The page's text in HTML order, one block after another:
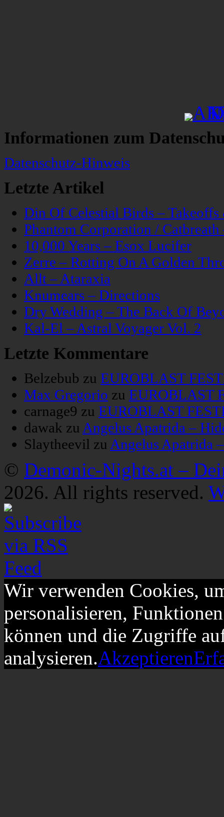
Informationen zum
Datenschutz-Hinweis
Letzte Artikel
Din Of Celestial Birds –
Phantom Corporation /
10,000 Years – Esox Lucifer
Zerre – Rotting On A Golden
Allt – Ataraxia
Knumears – Directions
Dry Wedding – The Back Of
Kal-El – Astral Voyager Vol. 2
Letzte Kommentare
Belzebub zu EUROBLAST
Max Gregorio zu EUROBLAST
carnage9 zu EUROBLAST
dawak zu Angelus Apatrida –
Slaytheevil zu Angelus Apatrida
© Demonic-Nights.at –
2026. All rights reserved.
Wir verwenden Cookies,
personalisieren,
können und die Zugriffe
analysieren.Akzeptieren